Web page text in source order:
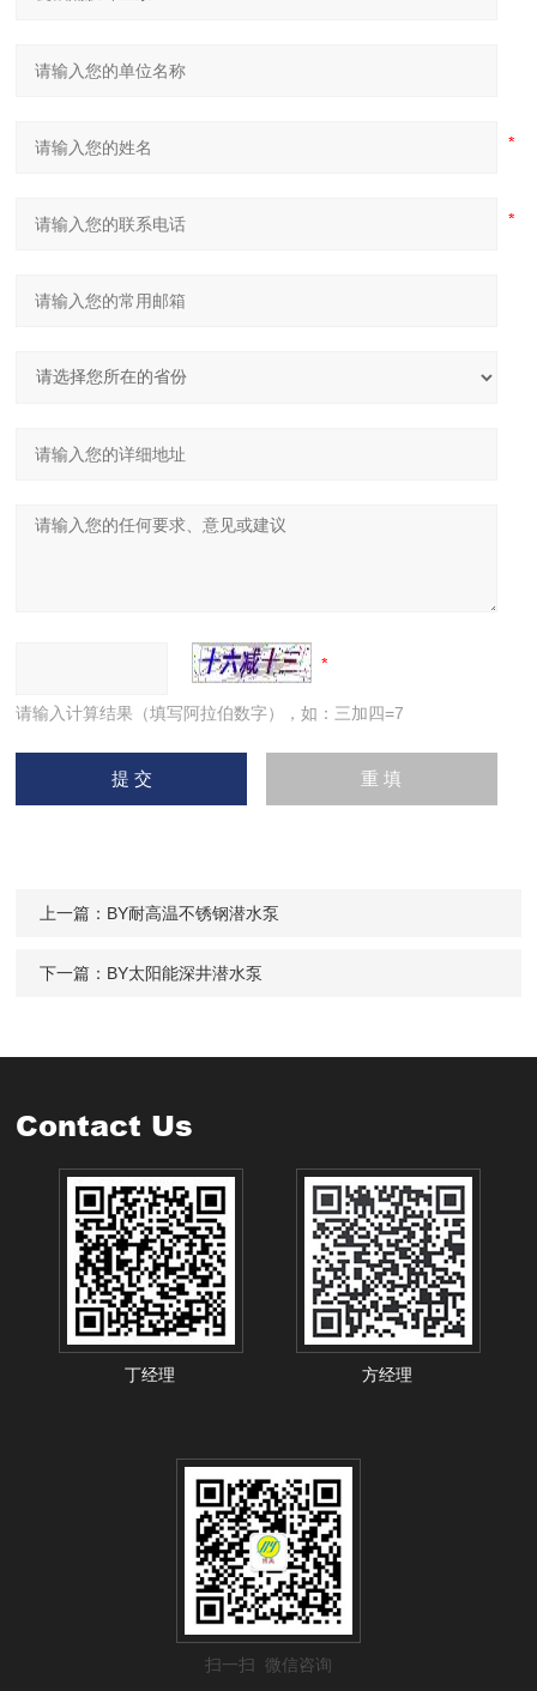
请输入计算结果（填写阿拉伯数字），如：三加四=7
上一篇： BY耐高温不锈钢潜水泵
下一篇： BY太阳能深井潜水泵
Contact Us
丁经理 方经理
扫一扫 微信咨询